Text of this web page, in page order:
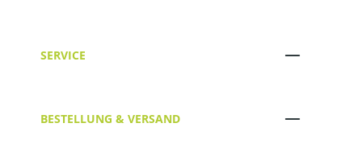
SERVICE
BESTELLUNG & VERSAND